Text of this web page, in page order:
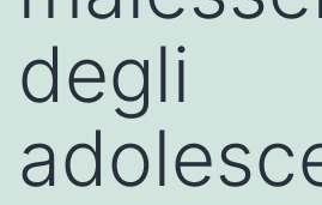
degli